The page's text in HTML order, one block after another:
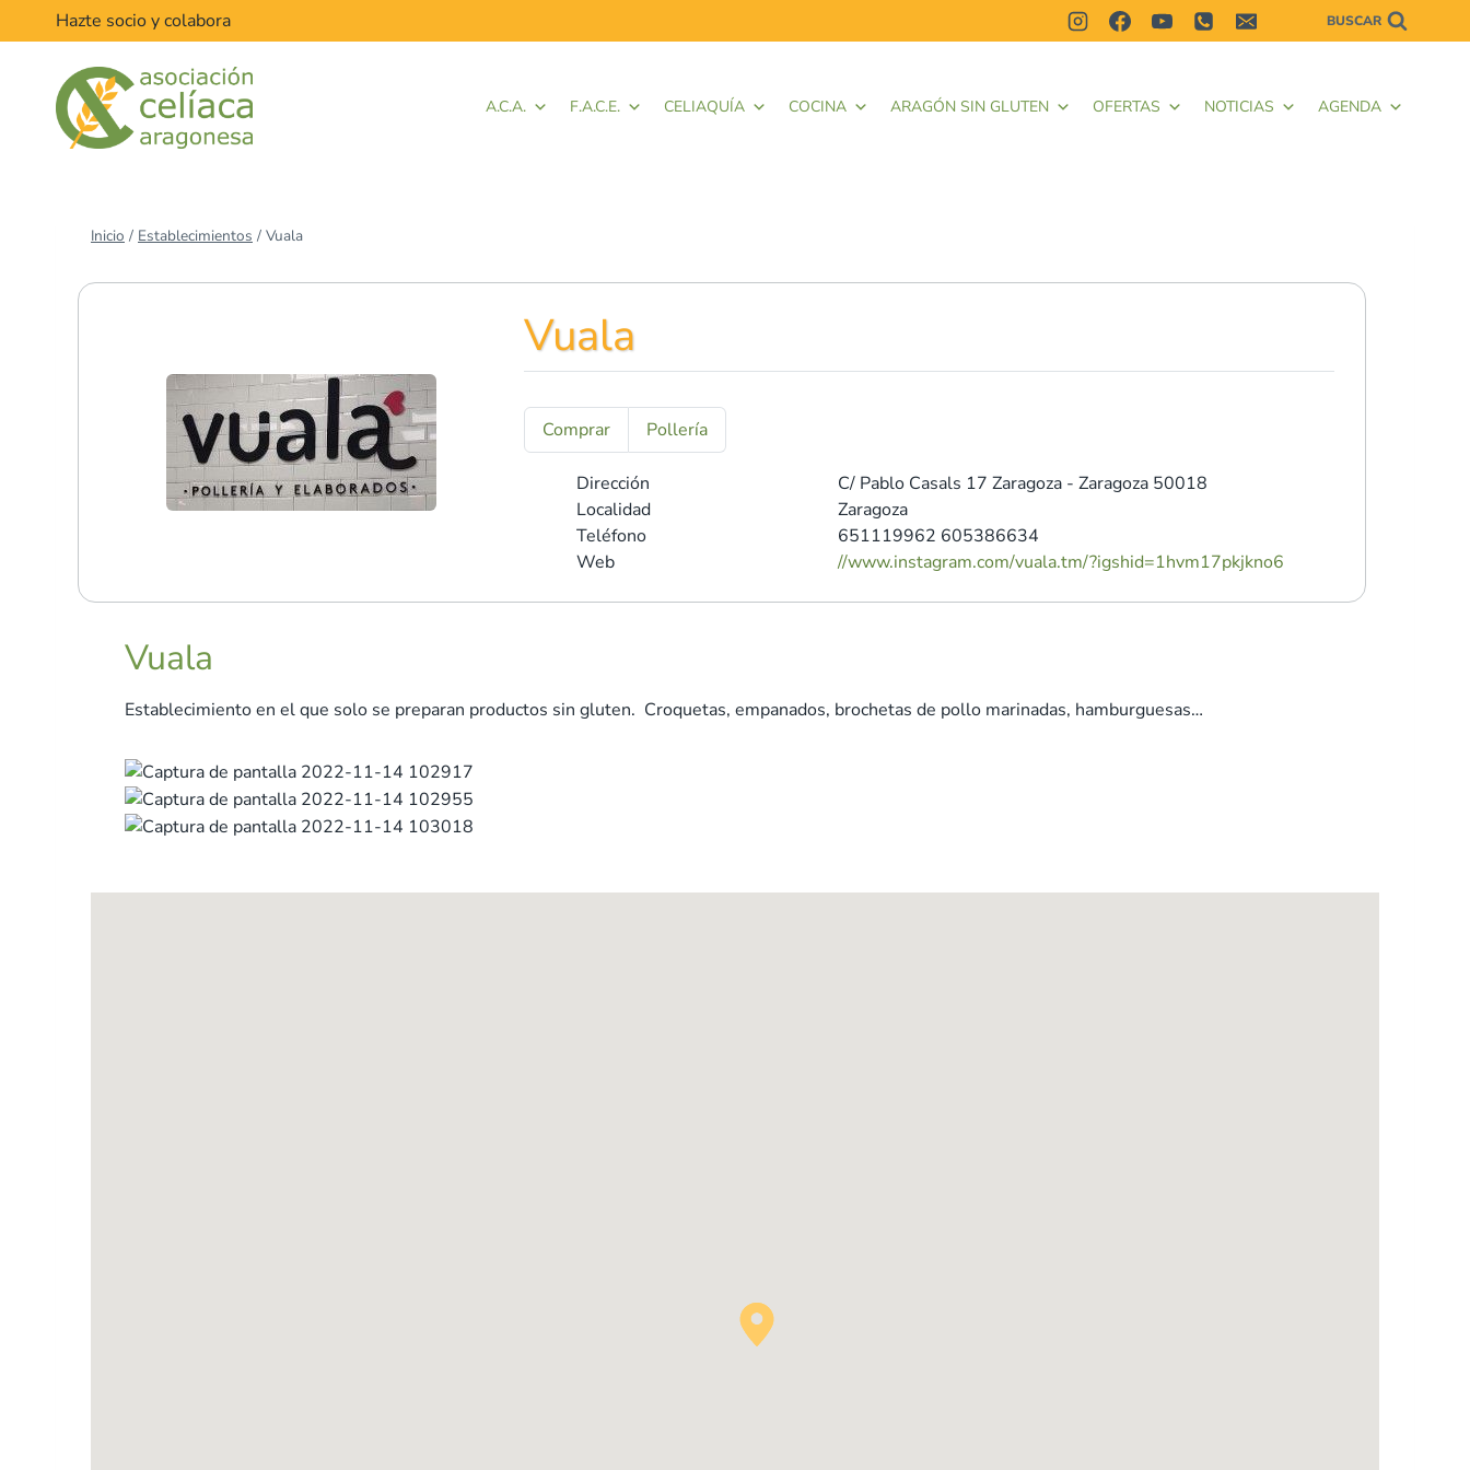
al
Hazte socio y colabora BUSCAR
A.C.A. F.A.C.E. CELIAQUÍA COCINA ARAGÓN SIN GLUTEN OFERTAS NOTICIAS AGENDA
Inicio / Establecimientos / Vuala
Vuala
Comprar Pollería
Dirección C/ Pablo Casals 17 Zaragoza - Zaragoza 50018
Localidad
Zaragoza
Teléfono
651119962 605386634
Web
//www.instagram.com/vuala.tm/?igshid=1hvm17pkjkno6
Vuala
Establecimiento en el que solo se preparan productos sin gluten. Croquetas, empanados, brochetas de pollo marinadas, hamburguesas…